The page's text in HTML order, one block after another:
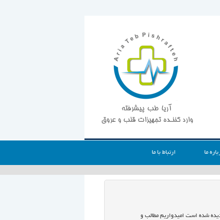
ما ارتباط با ما
شده است امیدواریم مطالب و